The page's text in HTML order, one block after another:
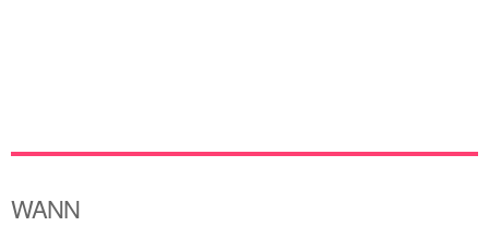
WANN